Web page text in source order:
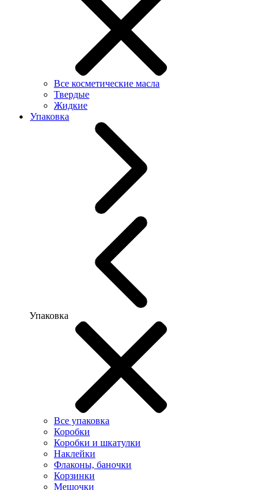
Все косметические масла
Твердые
Жидкие
Упаковка
Упаковка
Все упаковка
Коробки
Коробки и шкатулки
Наклейки
Флаконы, баночки
Корзинки
Мешочки